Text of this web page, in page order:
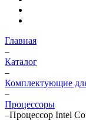
Главная
–
Каталог
–
Комплектующие
–
Процессоры
–Процессор Intel